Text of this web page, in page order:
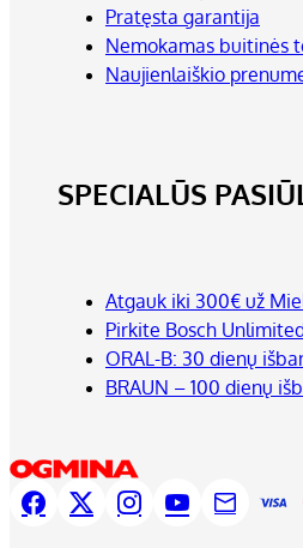
Pratęsta garantija
Nemokamas buitinės
Naujienlaiškio
SPECIALŪS
Atgauk iki 300€ už
Pirkite Bosch
ORAL-B: 30 dienų
BRAUN – 100 dienų